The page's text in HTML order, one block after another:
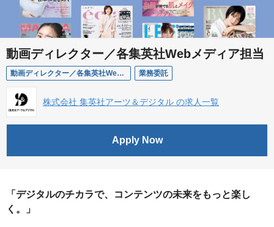
動画ディレクター／各集英社Webメディア担当
動画ディレクター／各集英社Webメディア担当 業務委託
株式会社 集英社アーツ＆デジタル の求人一覧
Apply Now
「デジタルのチカラで、コンテンツの未来をもっと楽し
く。」